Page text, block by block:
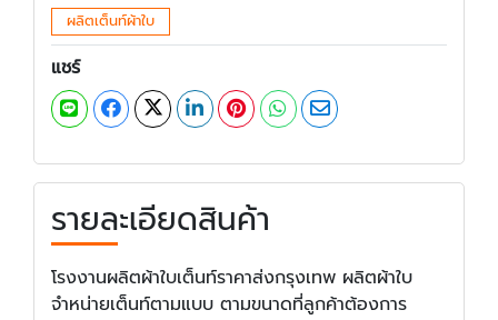
ผลิตเต็นท์ผ้าใบ
แชร์
รายละเอียดสินค้า
โรงงานผลิตผ้าใบเต็นท์ราคาส่งกรุงเทพ ผลิตผ้าใบ
จำหน่ายเต็นท์ตามแบบ ตามขนาดที่ลูกค้าต้องการ